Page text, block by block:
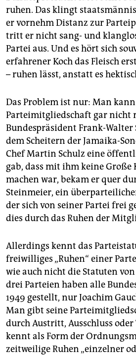
genossenschaft
epaper login
ruhen. Das klingt
er vornehm Dis­tanz zur
tritt er nicht sang- und
Partei aus. Und es hört sich
erfahrener Koch das Fleisch
– ruhen lässt, anstatt es
Das Problem ist nur: Man
Parteimitgliedschaft gar nicht
Bundespräsident Frank-
dem Scheitern der Jamaika-
Chef Martin Schulz eine
gab, dass mit ihm keine
machen war, bekam er quer
Steinmeier, ein
der sich von seiner Partei frei
dies durch das Ruhen der
Allerdings kennt das
freiwilliges „Ruhen“ einer
wie auch nicht die Statuten von
drei Parteien haben alle
1949 gestellt, nur Joachim
Man gibt seine
durch Austritt, Ausschluss oder
kennt als Form der
zeitweilige Ruhen „einzelner